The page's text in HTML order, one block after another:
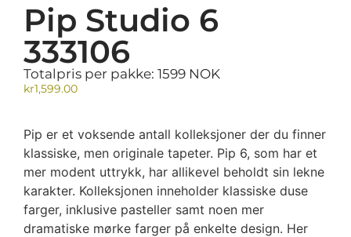
Pip Studio 6
333106
Totalpris per pakke: 1599 NOK
kr1,599.00
Pip er et voksende antall kolleksjoner der du finner
klassiske, men originale tapeter. Pip 6, som har et
mer modent uttrykk, har allikevel beholdt sin lekne
karakter. Kolleksjonen inneholder klassiske duse
farger, inklusive pasteller samt noen mer
dramatiske mørke farger på enkelte design. Her